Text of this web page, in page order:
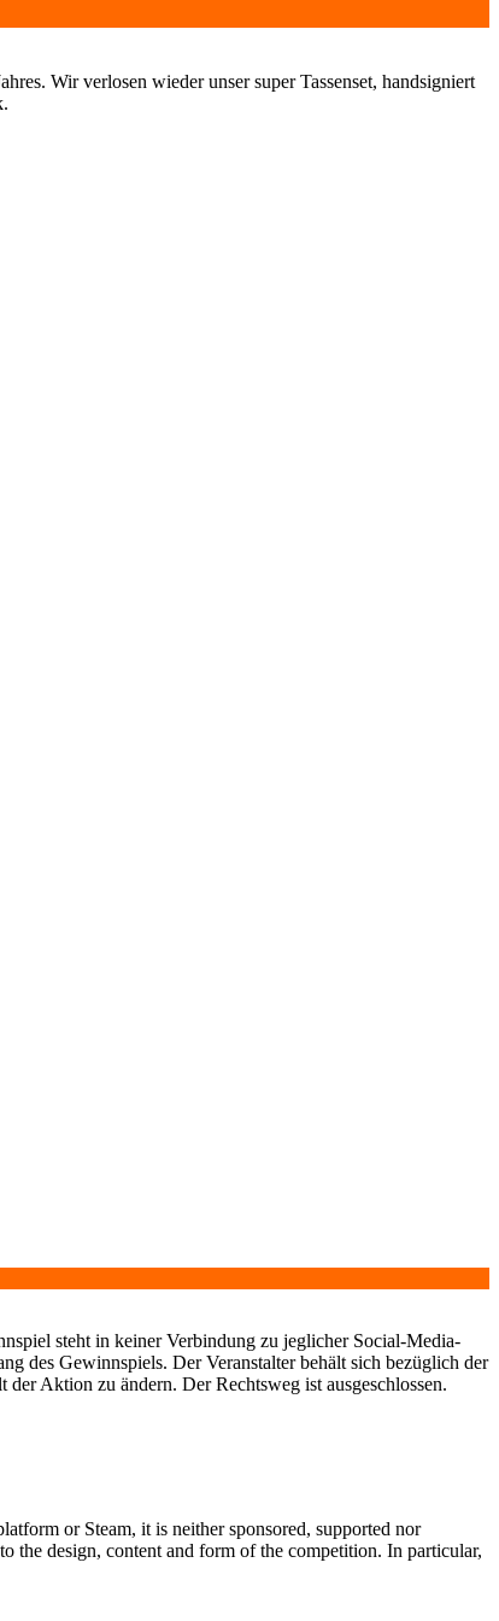
Wir verlosen wieder unser super Tassenset, handsigniert
steht in keiner Verbindung zu jeglicher Social-Media-
des Gewinnspiels. Der Veranstalter behält sich bezüglich der
Aktion zu ändern. Der Rechtsweg ist ausgeschlossen.
or Steam, it is neither sponsored, supported nor
the design, content and form of the competition. In particular,